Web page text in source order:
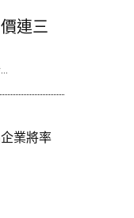
連三
業將率